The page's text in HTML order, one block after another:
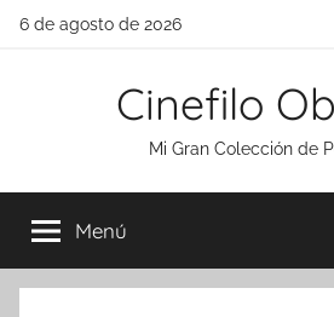
Saltar
6 de agosto de 2026
Cinefilo
Mi Gran Colección de
Menú